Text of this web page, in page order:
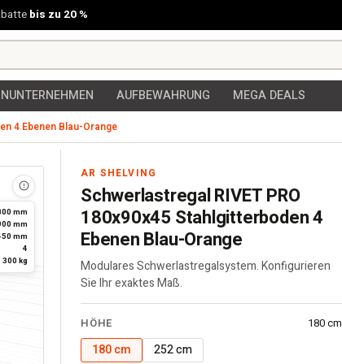
bis zu 20 %
AUFBEWAHRUNG MEGA DEALS
4 Ebenen Blau-Orange
mm
mm
mm
4
300 kg
AR SHELVING
Schwerlastregal RIVET PRO
180x90x45 Stahlgitterboden 4
Ebenen Blau-Orange
Modulares Schwerlastregalsystem. Konfigurieren
Sie Ihr exaktes Maß.
Regal
HÖHE 180 cm
180 cm 252 cm